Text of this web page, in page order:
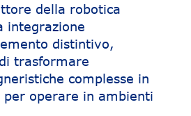
della robotica
integrazione
distintivo,
trasformare
complesse in
operare in ambienti